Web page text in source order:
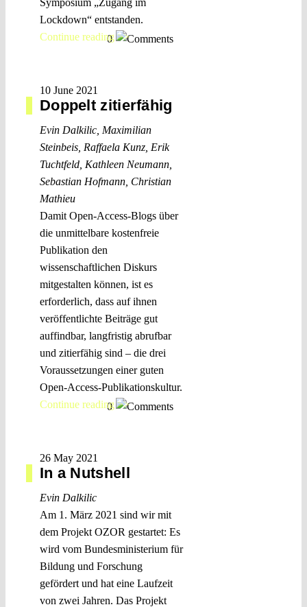
Symposium „Zugang im
Lockdown“ entstanden.
Continue reading >>
0
10 June 2021
Doppelt zitierfähig
Evin Dalkilic, Maximilian
Steinbeis, Raffaela Kunz, Erik
Tuchtfeld, Kathleen Neumann,
Sebastian Hofmann, Christian
Mathieu
Damit Open-Access-Blogs über
die unmittelbare kostenfreie
Publikation den
wissenschaftlichen Diskurs
mitgestalten können, ist es
erforderlich, dass auf ihnen
veröffentlichte Beiträge gut
auffindbar, langfristig abrufbar
und zitierfähig sind – die drei
Voraussetzungen einer guten
Open-Access-Publikationskultur.
Continue reading >>
0
26 May 2021
In a Nutshell
Evin Dalkilic
Am 1. März 2021 sind wir mit
dem Projekt OZOR gestartet: Es
wird vom Bundesministerium für
Bildung und Forschung
gefördert und hat eine Laufzeit
von zwei Jahren. Das Projekt